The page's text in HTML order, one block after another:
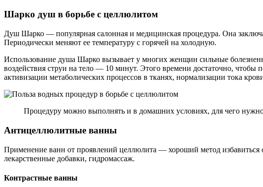
Шарко душ в борьбе с целлюлитом
Душ Шарко — популярная салонная и медицинская процедура. Она
Периодически меняют ее температуру с горячей на холодную.
Использование душа Шарко вызывает у многих женщин сильные
воздействия струи на тело — 10 минут. Этого времени достаточно, чтобы
активизации метаболических процессов в тканях, нормализации тока
Процедуру можно выполнять и в домашних условиях, для чего
Антицеллюлитные ванны
Применение ванн от проявлений целлюлита — хороший метод
лекарственные добавки, гидромассаж.
Контрастные ванны